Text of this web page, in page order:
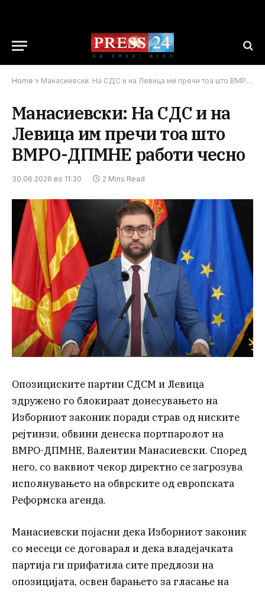
Home » Манасиевски: На СДС и на Левица им пречи тоа што ВМРО-ДПМНЕ работи чесно
Манасиевски: На СДС и на
Левица им пречи тоа што
ВМРО-ДПМНЕ работи чесно
30.06.2026 во 11:30 2 Mins Read
Опозициските партии СДСМ и Левица
здружено го блокираат донесувањето на
Изборниот законик поради страв од ниските
рејтинзи, обвини денеска портпаролот на
ВМРО-ДПМНЕ, Валентин Манасиевски. Според
него, со ваквиот чекор директно се загрозува
исполнувањето на обврските од европската
Реформска агенда.
Манасиевски појасни дека Изборниот законик
со месеци се договарал и дека владејачката
партија ги прифатила сите предлози на
опозицијата, освен барањето за гласање на